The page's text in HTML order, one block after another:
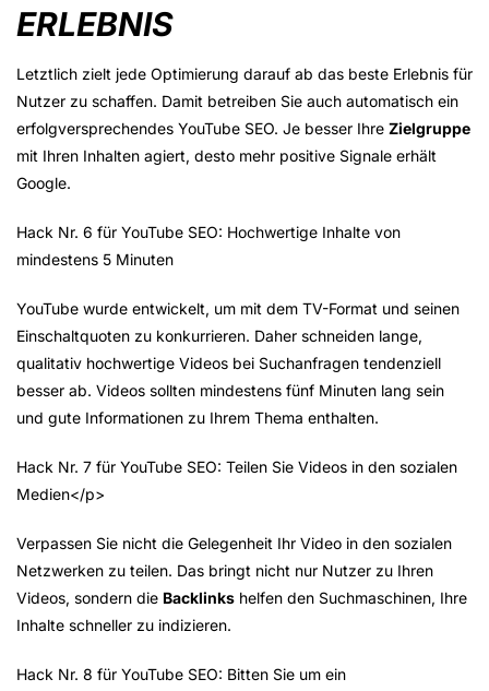
ERLEBNIS
Letztlich zielt jede Optimierung darauf ab das beste Erlebnis für
Nutzer zu schaffen. Damit betreiben Sie auch automatisch ein
erfolgversprechendes YouTube SEO. Je besser Ihre Zielgruppe
mit Ihren Inhalten agiert, desto mehr positive Signale erhält
Google.
Hack Nr. 6 für YouTube SEO: Hochwertige Inhalte von
mindestens 5 Minuten
YouTube wurde entwickelt, um mit dem TV-Format und seinen
Einschaltquoten zu konkurrieren. Daher schneiden lange,
qualitativ hochwertige Videos bei Suchanfragen tendenziell
besser ab. Videos sollten mindestens fünf Minuten lang sein
und gute Informationen zu Ihrem Thema enthalten.
Hack Nr. 7 für YouTube SEO: Teilen Sie Videos in den sozialen
Medien</p>
Verpassen Sie nicht die Gelegenheit Ihr Video in den sozialen
Netzwerken zu teilen. Das bringt nicht nur Nutzer zu Ihren
Videos, sondern die Backlinks helfen den Suchmaschinen, Ihre
Inhalte schneller zu indizieren.
Hack Nr. 8 für YouTube SEO: Bitten Sie um ein